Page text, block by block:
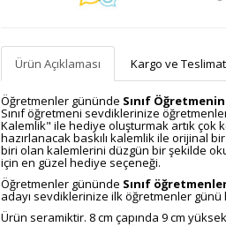
Ürün Açıklaması Kargo ve Teslimat
Öğretmenler gününde Sınıf
Sınıf öğretmeni sevdiklerinize
Kalemlik" ile hediye oluşturmak artık çok
hazırlanacak baskılı kalemlik ile orijinal
biri olan kalemlerini düzgün bir şekilde
için en güzel hediye seçeneği.
Öğretmenler gününde Sınıf
adayı sevdiklerinize ilk öğretmenler
Ürün seramiktir. 8 cm çapında 9 cm